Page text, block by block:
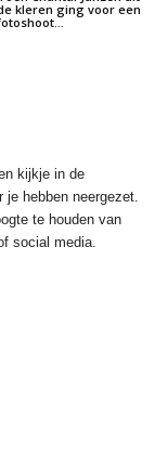
kleren ging voor een
kijkje in de
hebben neergezet.
te houden van
social media.